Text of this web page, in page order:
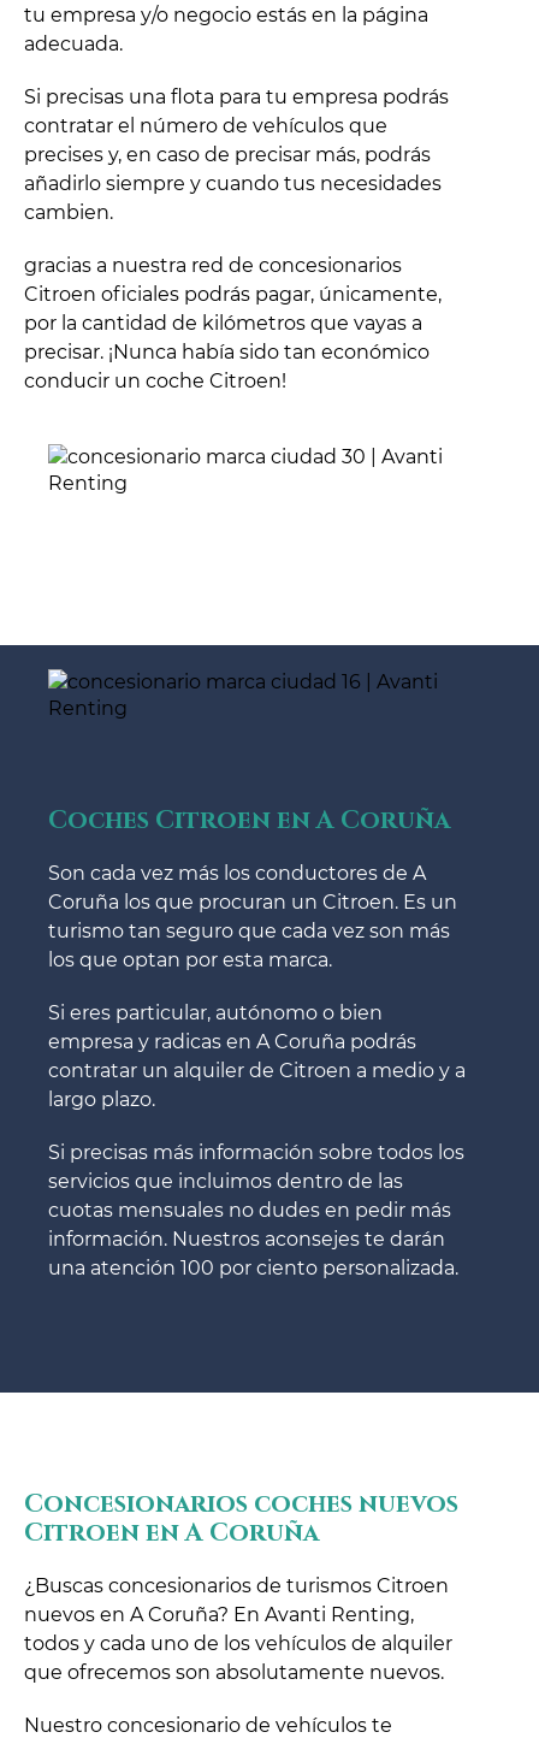
tu empresa y/o negocio estás en la página
adecuada.
Si precisas una flota para tu empresa podrás
contratar el número de vehículos que
precises y, en caso de precisar más, podrás
añadirlo siempre y cuando tus necesidades
cambien.
gracias a nuestra red de concesionarios
Citroen oficiales podrás pagar, únicamente,
por la cantidad de kilómetros que vayas a
precisar. ¡Nunca había sido tan económico
conducir un coche Citroen!
Coches Citroen en A Coruña
Son cada vez más los conductores de A
Coruña los que procuran un Citroen. Es un
turismo tan seguro que cada vez son más
los que optan por esta marca.
Si eres particular, autónomo o bien
empresa y radicas en A Coruña podrás
contratar un alquiler de Citroen a medio y a
largo plazo.
Si precisas más información sobre todos los
servicios que incluimos dentro de las
cuotas mensuales no dudes en pedir más
información. Nuestros aconsejes te darán
una atención 100 por ciento personalizada.
Concesionarios coches nuevos
Citroen en A Coruña
¿Buscas concesionarios de turismos Citroen
nuevos en A Coruña? En Avanti Renting,
todos y cada uno de los vehículos de alquiler
que ofrecemos son absolutamente nuevos.
Nuestro concesionario de vehículos te